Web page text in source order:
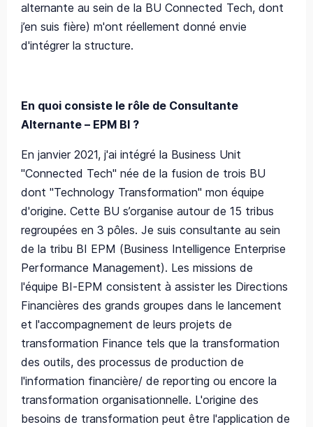
alternante au sein de la BU Connected Tech, dont
j’en suis fière) m'ont réellement donné envie
d'intégrer la structure.
En quoi consiste le rôle de Consultante
Alternante – EPM BI ?
En janvier 2021, j'ai intégré la Business Unit
"Connected Tech" née de la fusion de trois BU
dont "Technology Transformation" mon équipe
d'origine. Cette BU s’organise autour de 15 tribus
regroupées en 3 pôles. Je suis consultante au sein
de la tribu BI EPM (Business Intelligence Enterprise
Performance Management). Les missions de
l'équipe BI-EPM consistent à assister les Directions
Financières des grands groupes dans le lancement
et l'accompagnement de leurs projets de
transformation Finance tels que la transformation
des outils, des processus de production de
l'information financière/ de reporting ou encore la
transformation organisationnelle. L'origine des
besoins de transformation peut être l'application de